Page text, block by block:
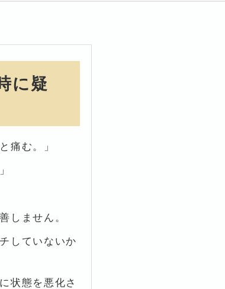
に疑
痛む。」
しません。
していないか
状態を悪化さ